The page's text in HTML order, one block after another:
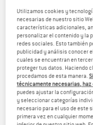
UNIDAD DE
MEDIDA
TALLA
INT. XXS
EU 38
Talla del
fabricante
00
Utilizamos cookies y
necesarias de nuestro sitio
características adicionales,
personalizar el contenido y la
redes sociales. Esto también
publicidad y análisis conocer
cuales se encuentran en
proteger tus datos. Haciendo
procedamos de esta manera.
técnicamente necesarias, haz
puedes ajustar la
y seleccionar categorías
necesario para el uso de este
primera vez en cualquier